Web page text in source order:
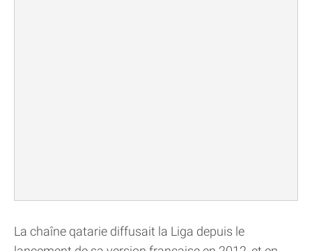
La chaîne qatarie diffusait la Liga depuis le